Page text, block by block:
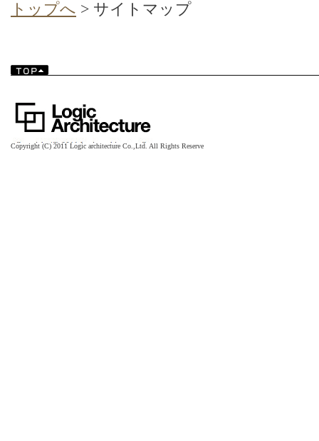
トップへ > サイトマップ
Copyright (C) 2011 Logic architecture Co.,Ltd. All Rights Reserve